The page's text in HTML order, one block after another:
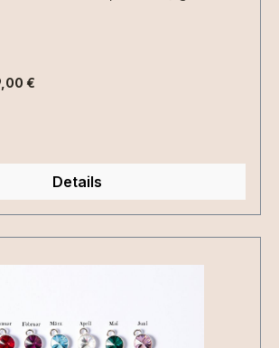
entsprechenden
€
Details